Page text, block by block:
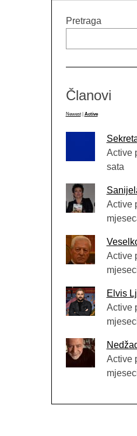
Pretraga
Članovi
Newest Active
Active
sata
Active
Active
Elvis
Active
Active